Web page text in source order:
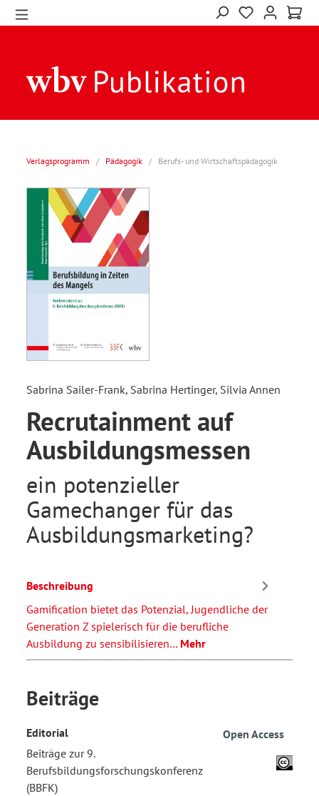
Verlagsprogramm / Pädagogik / Berufs- und Wirtschaftspädagogik
Sabrina Sailer-Frank, Sabrina Hertinger, Silvia Annen
Recrutainment auf
Ausbildungsmessen
ein potenzieller
Gamechanger für das
Ausbildungsmarketing?
Beschreibung
Gamification bietet das Potenzial, Jugendliche der
Generation Z spielerisch für die berufliche
Ausbildung zu sensibilisieren… Mehr
Beiträge
Editorial
Beiträge zur 9.
Berufsbildungsforschungskonferenz
(BBFK)
Open Access